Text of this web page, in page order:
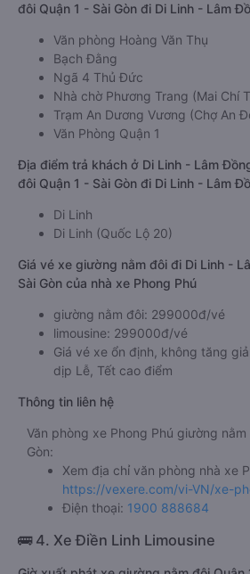
đôi Quận 1 - Sài Gòn đi Di Linh - Lâm
Văn phòng Hoàng Văn Thụ
Bạch Đằng
Ngã 4 Thủ Đức
Nhà chờ Phương Trang (Mai Chí
Trạm An Dương Vương (Chợ An
Văn Phòng Quận 1
Địa điểm trả khách ở Di Linh - Lâm
đôi Quận 1 - Sài Gòn đi Di Linh - Lâm
Di Linh
Di Linh (Quốc Lộ 20)
Giá vé xe giường nằm đôi đi Di Linh -
Sài Gòn của nhà xe Phong Phú
giường nằm đôi: 299000đ/vé
limousine: 299000đ/vé
Giá vé xe ổn định, không tăng
dịp Lễ, Tết cao điểm
Thông tin liên hệ
Văn phòng xe Phong Phú giường
Gòn:
Xem địa chỉ văn phòng nhà xe
https://vexere.com/vi-VN/xe-
Điện thoại: 1900 888684
🚌 4. Xe Điền Linh Limousine